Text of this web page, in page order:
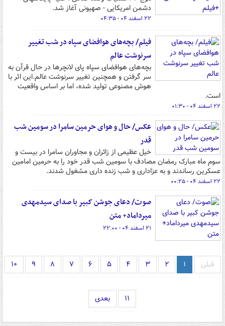
دشمن امریکایی - صهیونی آغاز شد.
۲۲ اسفند ۰۴ - ۰۴:۳۵
فیلم/ بچه‌های هوافضای سپاه در شب تغییر
سرنوشت عالم
بچه‌های هوافضای سپاه پای لانچرها در حال قرآن به
سر گرفتن و همچنین تغییر سرنوشت عالم.این اثر با
هوش مصنوعی تولید شده، اما بر اساس واقعیت
است.
۲۲ اسفند ۰۴ - ۰۱:۳۰
عکس/ حال و هوای حرمین سامرا در سومین شب
قدر
خیل عظیمی از زائران و مجاوران سامرا در بیست و
سوم ماه مبارک رمضان مصادف با سومین شب قدر خود را به حرمین امامین
عسکرین رساندند و به عزاداری و شب زنده داری مشغول شدند.
۲۲ اسفند ۰۴ - ۰۰:۲۵
صوت/ دعای جوشن کبیر با صدای سیدمهدی
میرداماد+ متن
۲۱ اسفند ۰۴ - ۲۲:۰۰
قبلی ۱ ۲ ۳ ۴ ۵ ۶ ۷ ۸ ۹ ۱۰
۱۱ بعدی